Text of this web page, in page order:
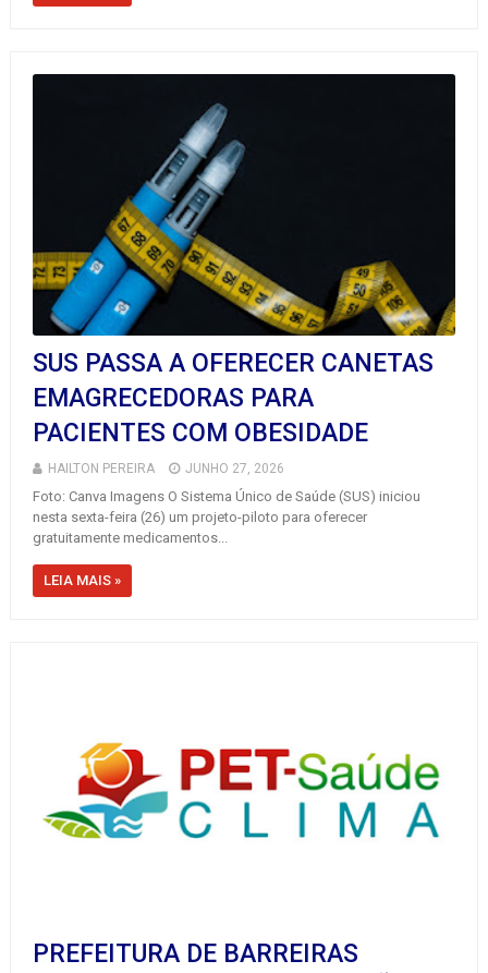
SUS PASSA A OFERECER CANETAS
EMAGRECEDORAS PARA
PACIENTES COM OBESIDADE
HAILTON PEREIRA JUNHO 27, 2026
Foto: Canva Imagens O Sistema Único de Saúde (SUS) iniciou
nesta sexta-feira (26) um projeto-piloto para oferecer
gratuitamente medicamentos...
LEIA MAIS »
PREFEITURA DE BARREIRAS